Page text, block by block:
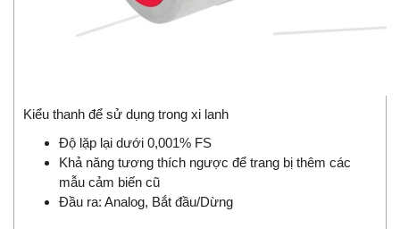
Kiểu thanh để sử dụng trong xi lanh
Độ lặp lại dưới 0,001% FS
Khả năng tương thích ngược để trang bị thêm các
mẫu cảm biến cũ
Đầu ra: Analog, Bắt đầu/Dừng